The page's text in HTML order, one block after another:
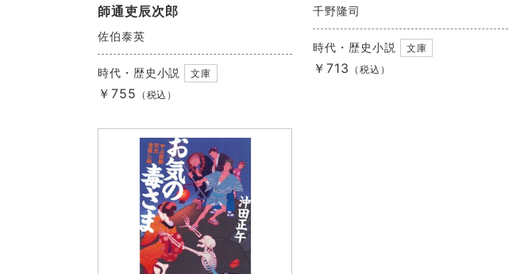
師通吏辰次郎
佐伯泰英
時代・歴史小説 文庫
￥755 （税込）
千野隆司
時代・歴史小説 文庫
￥713 （税込）